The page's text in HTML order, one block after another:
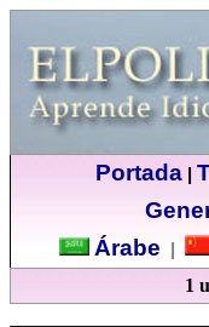
Portada|
Árabe
1